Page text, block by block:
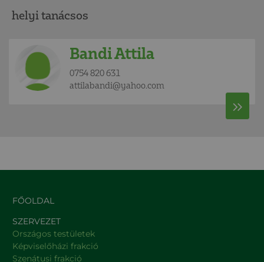
helyi tanácsos
Bandi Attila
0754 820 631
attilabandi@yahoo.com
FŐOLDAL
SZERVEZET
Országos testületek
Képviselőházi frakció
Szenátusi frakció